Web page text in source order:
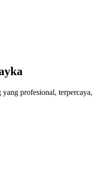
profesional,